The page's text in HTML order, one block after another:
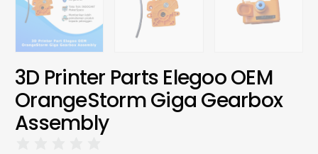
3D Printer Parts Elegoo OEM
OrangeStorm Giga Gearbox
Assembly